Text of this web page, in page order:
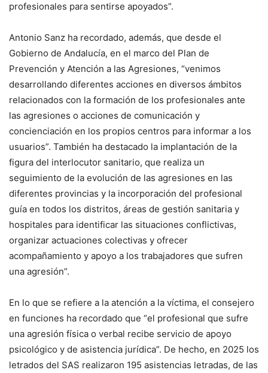
profesionales para sentirse apoyados”.
Antonio Sanz ha recordado, además, que desde el
Gobierno de Andalucía, en el marco del Plan de
Prevención y Atención a las Agresiones, “venimos
desarrollando diferentes acciones en diversos ámbitos
relacionados con la formación de los profesionales ante
las agresiones o acciones de comunicación y
concienciación en los propios centros para informar a los
usuarios”. También ha destacado la implantación de la
figura del interlocutor sanitario, que realiza un
seguimiento de la evolución de las agresiones en las
diferentes provincias y la incorporación del profesional
guía en todos los distritos, áreas de gestión sanitaria y
hospitales para identificar las situaciones conflictivas,
organizar actuaciones colectivas y ofrecer
acompañamiento y apoyo a los trabajadores que sufren
una agresión”.
En lo que se refiere a la atención a la víctima, el consejero
en funciones ha recordado que “el profesional que sufre
una agresión física o verbal recibe servicio de apoyo
psicológico y de asistencia jurídica”. De hecho, en 2025 los
letrados del SAS realizaron 195 asistencias letradas, de las